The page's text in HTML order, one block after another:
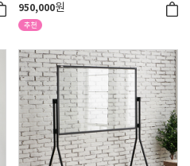
950,000원